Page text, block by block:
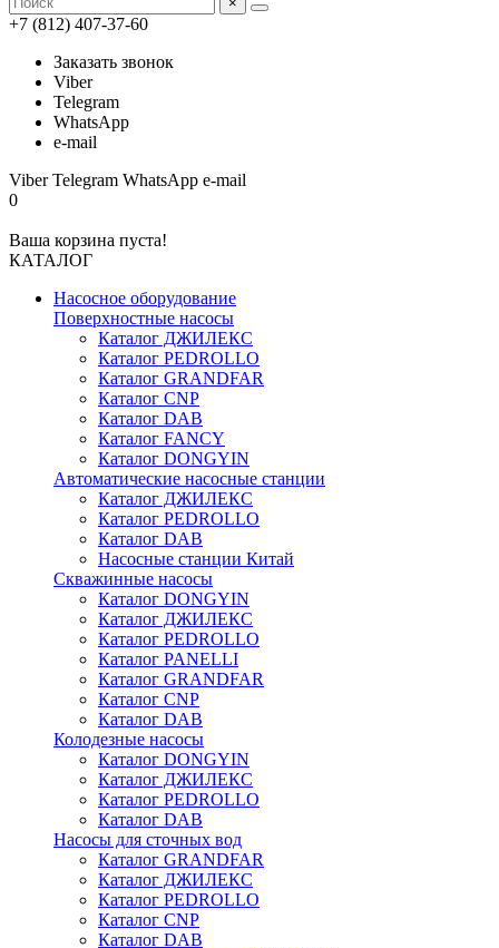
+7 (812) 407-37-60
Заказать звонок
Viber
Telegram
WhatsApp
e-mail
ViberTelegram WhatsApp e-mail
0
Ваша корзина пуста!
КАТАЛОГ
Насосное оборудование
Поверхностные насосы
Каталог ДЖИЛЕКС
Каталог PEDROLLO
Каталог GRANDFAR
Каталог CNP
Каталог DAB
Каталог FANCY
Каталог DONGYIN
Автоматические насосные станции
Каталог ДЖИЛЕКС
Каталог PEDROLLO
Каталог DAB
Насосные станции Китай
Скважинные насосы
Каталог DONGYIN
Каталог ДЖИЛЕКС
Каталог PEDROLLO
Каталог PANELLI
Каталог GRANDFAR
Каталог CNP
Каталог DAB
Колодезные насосы
Каталог DONGYIN
Каталог ДЖИЛЕКС
Каталог PEDROLLO
Каталог DAB
Насосы для сточных вод
Каталог GRANDFAR
Каталог ДЖИЛЕКС
Каталог PEDROLLO
Каталог CNP
Каталог DAB